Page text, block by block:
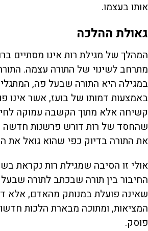
אותו בעצמו.
גאולת ההלכה
המהלך של מגילת רות אינו מסתיים
מתרחב לשינוי של התורה עצמה.
במגילה היא התורה שבעל פה,
באמצעות דמותו של בועז, אשר אינו
קשיחה אלא מתוך הקשבה עמוקה
שהחסד של רות דורש פרשנות חדשה
את התורה בדיוק כפי שהוא גואל את
אולי זו הסיבה שמגילת רות נקראת
החיבור בין תורה שבכתב לתורה שבעל
שאינה פועלת במנותק מהאדם, אלא
המציאות, ומתוכה מבארת הלכות
פוסק.